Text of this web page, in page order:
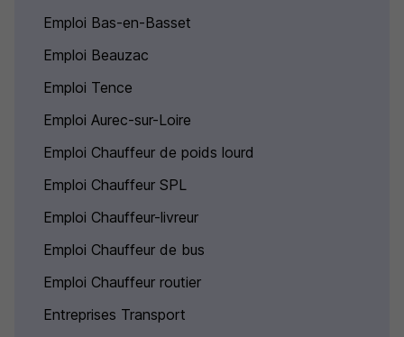
Emploi Bas-en-Basset
Emploi Beauzac
Emploi Tence
Emploi Aurec-sur-Loire
Emploi Chauffeur de poids lourd
Emploi Chauffeur SPL
Emploi Chauffeur-livreur
Emploi Chauffeur de bus
Emploi Chauffeur routier
Entreprises Transport